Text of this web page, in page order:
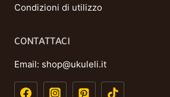
Condizioni di utilizzo
CONTATTACI
Email: shop@ukuleli.it